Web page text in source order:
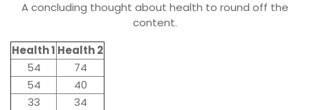
A concluding thought about health to round off the
content.
Health 1 Health 2
54
74
54
40
33
34